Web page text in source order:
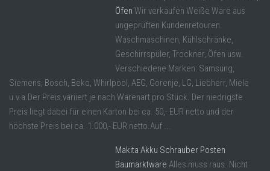
Öfen Wir verkaufen Weiße Ware aus
ungeprüften Kundenretouren.
Waschmaschinen, Kühlschränke,
Geschirrspüler, Trockner, Öfen usw.
Verschiedene Marken: Samsung,
Siemens, Bosch, Beko, Whirlpool, AEG, Gorenje, LG, Liebherr, Miele
u.v.a.Der Preis variiert je nach Warenart pro Stück. Der niedrigste
Preis liegt dabei für einen Karton bei ca. 50,- EUR netto und der
höchste Preis bei ca. 1.000,- EUR netto.Auf ...
Makita Akku Schrauber Posten
Baumarktware Alles muss raus. Nicht